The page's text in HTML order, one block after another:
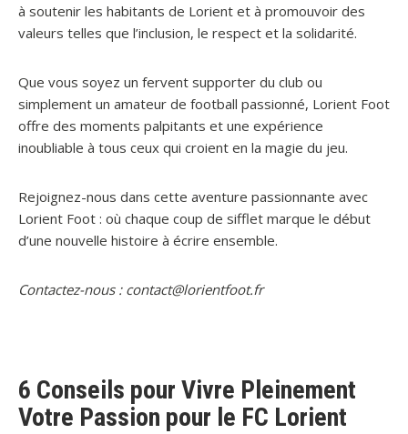
à soutenir les habitants de Lorient et à promouvoir des
valeurs telles que l’inclusion, le respect et la solidarité.
Que vous soyez un fervent supporter du club ou
simplement un amateur de football passionné, Lorient Foot
offre des moments palpitants et une expérience
inoubliable à tous ceux qui croient en la magie du jeu.
Rejoignez-nous dans cette aventure passionnante avec
Lorient Foot : où chaque coup de sifflet marque le début
d’une nouvelle histoire à écrire ensemble.
Contactez-nous : contact@lorientfoot.fr
6 Conseils pour Vivre Pleinement
Votre Passion pour le FC Lorient